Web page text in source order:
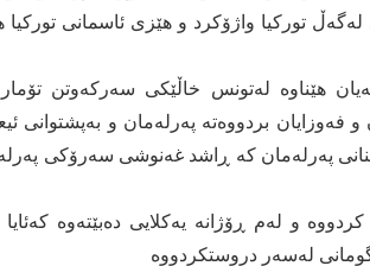
تورکیا واژۆکرد و ھێزی ئاسمانی
ھێناوە لەتونس خاڵێکی سەرکەوتن
فەوزایان بردووەتە پەرلەمان و بەپشتوانی
پەرلەمان کە ڕاشد غەنوشی سەرۆکی
و لەم ڕۆژانە یەکلایی دەبێتەوە
گومانی لەسەر دروستکردووە